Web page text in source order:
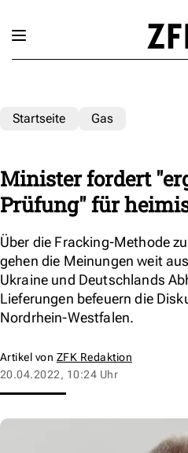
Startseite Gas
Minister fordert
Prüfung" für
Über die Fracking-Methode
gehen die Meinungen weit
Ukraine und Deutschlands
Lieferungen befeuern die
Nordrhein-Westfalen.
Artikel von ZFK Redaktion
20.04.2022, 10:24 Uhr